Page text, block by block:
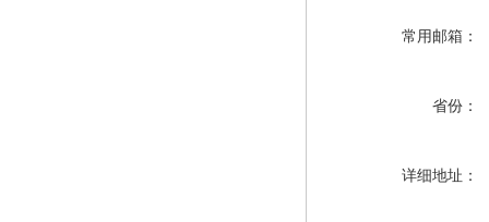
常用邮箱：
省份：
详细地址：